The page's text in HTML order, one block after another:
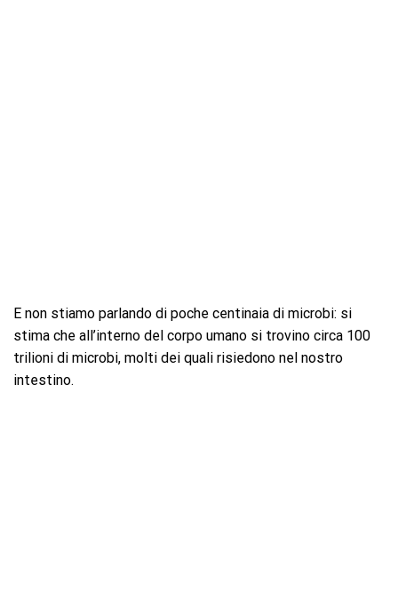
E non stiamo parlando di poche centinaia di microbi: si
stima che all’interno del corpo umano si trovino circa 100
trilioni di microbi, molti dei quali risiedono nel nostro
intestino.